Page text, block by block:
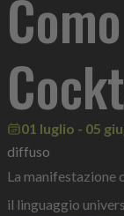
01 luglio - 05
diffuso
La
il linguaggio